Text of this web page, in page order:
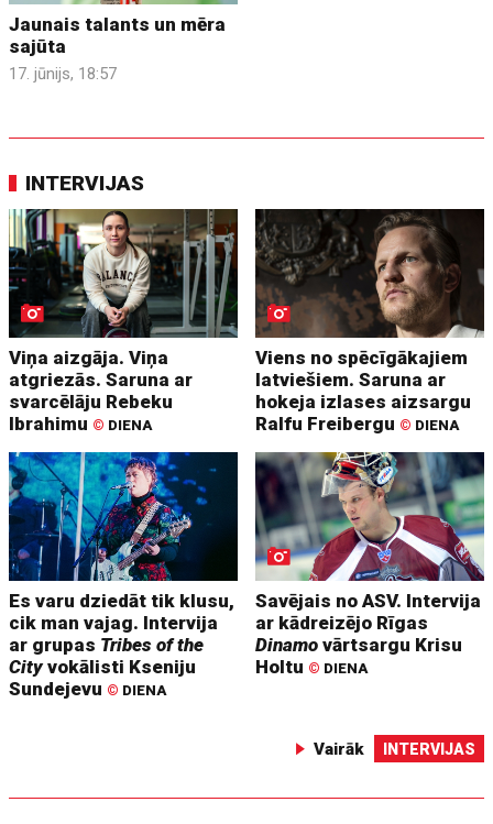
Jaunais talants un mēra
sajūta
17. jūnijs, 18:57
INTERVIJAS
Viņa aizgāja. Viņa
atgriezās. Saruna ar
svarcēlāju Rebeku
Ibrahimu © DIENA
Viens no spēcīgākajiem
latviešiem. Saruna ar
hokeja izlases aizsargu
Ralfu Freibergu © DIENA
Es varu dziedāt tik klusu,
cik man vajag. Intervija
ar grupas Tribes of the
Cityvokālisti Kseniju
Sundejevu © DIENA
Savējais no ASV. Intervija
ar kādreizējo Rīgas
Dinamo vārtsargu Krisu
Holtu © DIENA
Vairāk INTERVIJAS